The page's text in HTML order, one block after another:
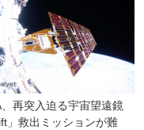
、再突入迫る宇宙望遠鏡
」救出ミッションが難